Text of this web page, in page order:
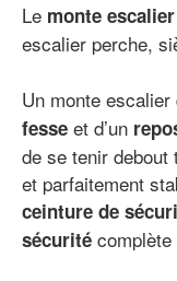
Le monte
escalier perche,
Un monte escalier
fesse et d’un
de se tenir debout
et parfaitement
ceinture de
sécurité complète